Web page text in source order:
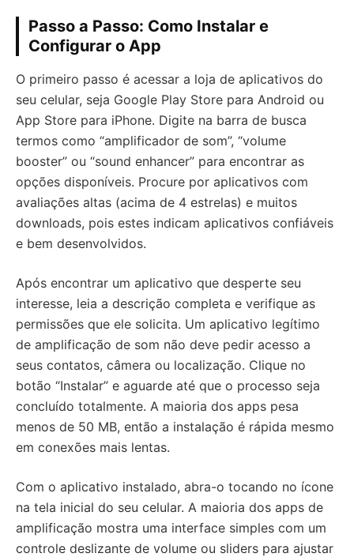
Passo a Passo: Como Instalar e
Configurar o App
O primeiro passo é acessar a loja de aplicativos do
seu celular, seja Google Play Store para Android ou
App Store para iPhone. Digite na barra de busca
termos como “amplificador de som”, “volume
booster” ou “sound enhancer” para encontrar as
opções disponíveis. Procure por aplicativos com
avaliações altas (acima de 4 estrelas) e muitos
downloads, pois estes indicam aplicativos confiáveis
e bem desenvolvidos.
Após encontrar um aplicativo que desperte seu
interesse, leia a descrição completa e verifique as
permissões que ele solicita. Um aplicativo legítimo
de amplificação de som não deve pedir acesso a
seus contatos, câmera ou localização. Clique no
botão “Instalar” e aguarde até que o processo seja
concluído totalmente. A maioria dos apps pesa
menos de 50 MB, então a instalação é rápida mesmo
em conexões mais lentas.
Com o aplicativo instalado, abra-o tocando no ícone
na tela inicial do seu celular. A maioria dos apps de
amplificação mostra uma interface simples com um
controle deslizante de volume ou sliders para ajustar